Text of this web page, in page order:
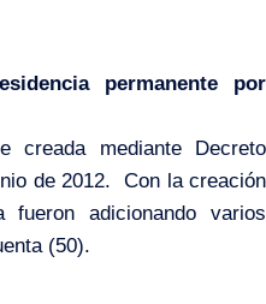
permanente por
creada mediante Decreto
de 2012. Con la creación
adicionando varios
(50).